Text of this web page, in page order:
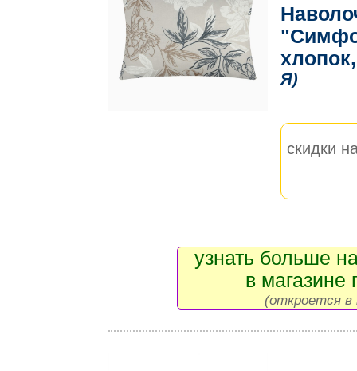
Я)
скидки
узнать больше
в магазине
(откроется в